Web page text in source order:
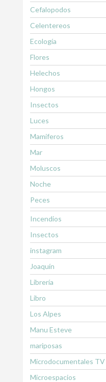
Cefalopodos
Celentereos
Ecología
Flores
Helechos
Hongos
Insectos
Luces
Mamiferos
Mar
Moluscos
Noche
Peces
Incendios
Insectos
instagram
Joaquín
Librería
Libro
Los Alpes
Manu Esteve
mariposas
Microdocumentales TV
Microespacios